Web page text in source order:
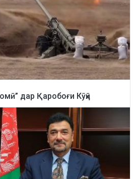
дар Қаробоғи Кӯҳӣ